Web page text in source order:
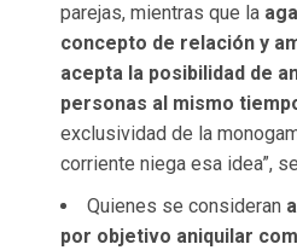
parejas, mientras que la
concepto de relación y
acepta la posibilidad de
personas al mismo
exclusividad de la
corriente niega esa idea”,
Quienes se consideran
por objetivo aniquilar